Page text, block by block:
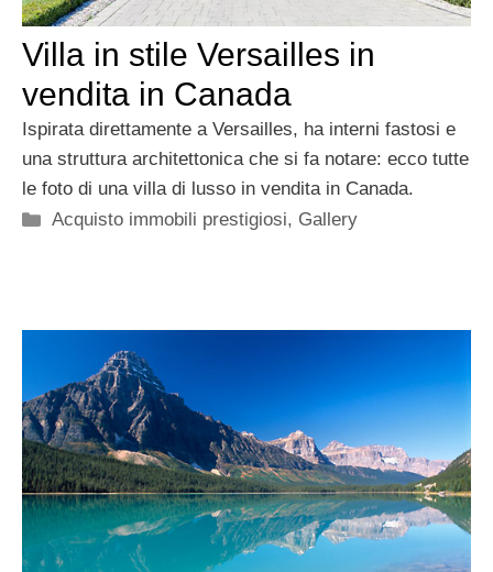
Villa in stile Versailles in
vendita in Canada
Ispirata direttamente a Versailles, ha interni fastosi e
una struttura architettonica che si fa notare: ecco tutte
le foto di una villa di lusso in vendita in Canada.
Categorie
Acquisto immobili prestigiosi, Gallery